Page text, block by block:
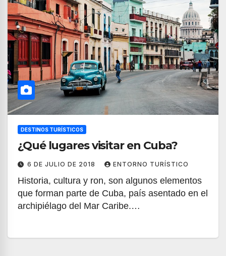
DESTINOS TURÍSTICOS
¿Qué lugares visitar en Cuba?
6 DE JULIO DE 2018 ENTORNO TURÍSTICO
Historia, cultura y ron, son algunos elementos
que forman parte de Cuba, país asentado en el
archipiélago del Mar Caribe.…